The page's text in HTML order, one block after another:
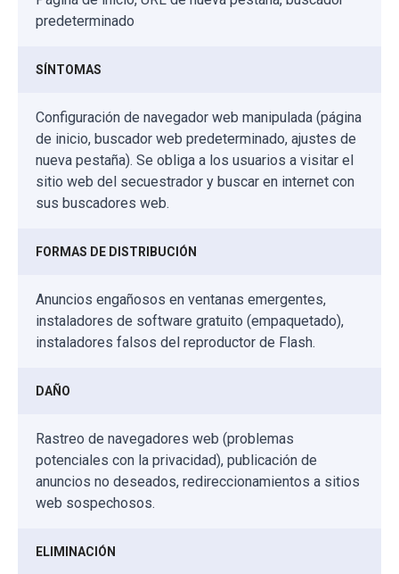
predeterminado
SÍNTOMAS
Configuración de navegador web manipulada (página
de inicio, buscador web predeterminado, ajustes de
nueva pestaña). Se obliga a los usuarios a visitar el
sitio web del secuestrador y buscar en internet con
sus buscadores web.
FORMAS DE DISTRIBUCIÓN
Anuncios engañosos en ventanas emergentes,
instaladores de software gratuito (empaquetado),
instaladores falsos del reproductor de Flash.
DAÑO
Rastreo de navegadores web (problemas
potenciales con la privacidad), publicación de
anuncios no deseados, redireccionamientos a sitios
web sospechosos.
ELIMINACIÓN